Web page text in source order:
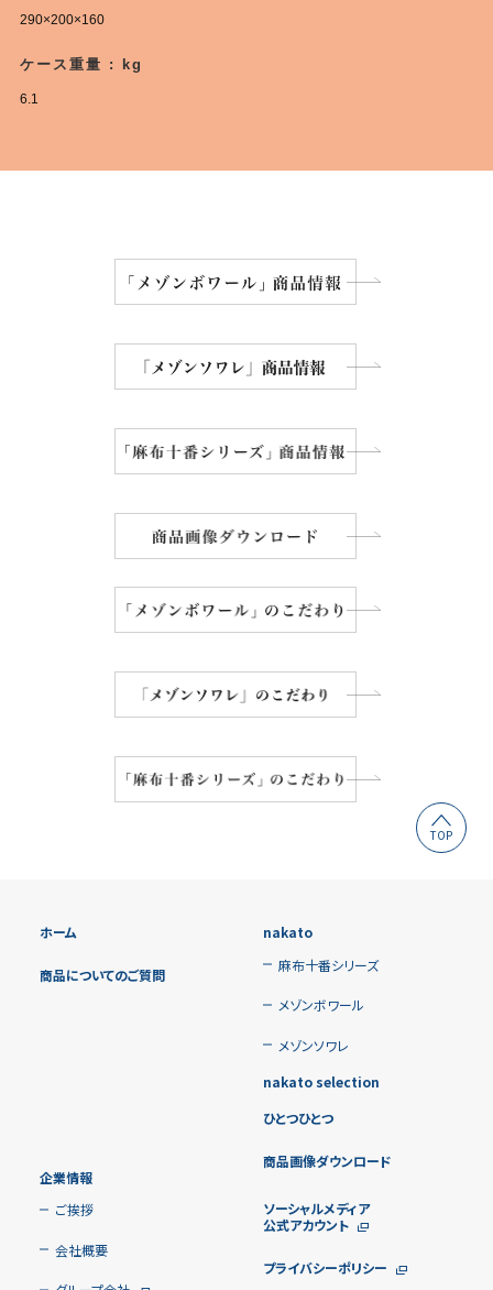
290×200×160
ケース重量 : kg
6.1
ホーム
商品についてのご質問
nakato
麻布十番シリーズ
メゾンボワール
メゾンソワレ
nakato selection
ひとつひとつ
商品画像ダウンロード
企業情報
ご挨拶
会社概要
ソーシャルメディア
公式アカウント
プライバシーポリシー
TOP